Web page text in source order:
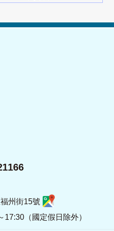
州街15號
（國定假日除外）